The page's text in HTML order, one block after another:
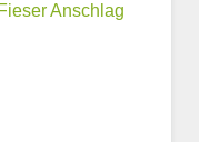
Anschlag